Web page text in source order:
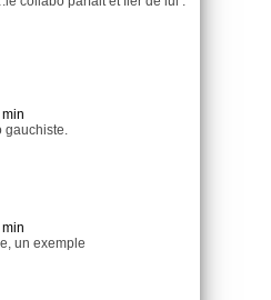
gauchiste.
un exemple